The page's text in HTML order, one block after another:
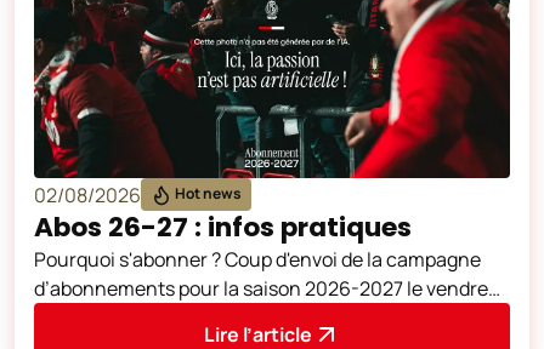
02/08/2026 Hot news
Abos 26-27 : infos pratiques
Pourquoi s'abonner ? Coup d'envoi de la campagne
d’abonnements pour la saison 2026-2027 le vendredi
Lire l’article